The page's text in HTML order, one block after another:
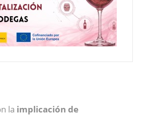
la implicación de